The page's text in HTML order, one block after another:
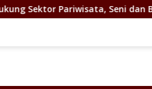
Seni dan Budaya, Sekda